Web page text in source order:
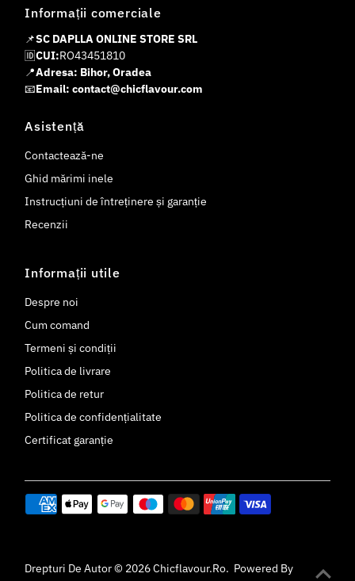
Informații comerciale
📌SC DAPLLA ONLINE STORE SRL
🆔CUI:RO43451810
📍Adresa: Bihor, Oradea
📧Email: contact@chicflavour.com
Asistență
Contactează-ne
Ghid mărimi inele
Instrucțiuni de întreținere și garanție
Recenzii
Informații utile
Despre noi
Cum comand
Termeni și condiții
Politica de livrare
Politica de retur
Politica de confidențialitate
Certificat garanție
Drepturi De Autor © 2026Chicflavour.ro. Powered By